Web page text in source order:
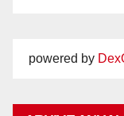
powered by